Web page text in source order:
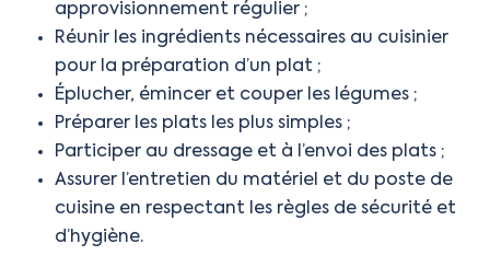
approvisionnement régulier ;
Réunir les ingrédients nécessaires au cuisinier
pour la préparation d’un plat ;
Éplucher, émincer et couper les légumes ;
Préparer les plats les plus simples ;
Participer au dressage et à l’envoi des plats ;
Assurer l’entretien du matériel et du poste de
cuisine en respectant les règles de sécurité et
d’hygiène.